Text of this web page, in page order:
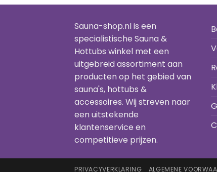
Sauna-shop.nl is een
specialistische Sauna &
Hottubs winkel met een
uitgebreid assortiment aan
producten op het gebied van
sauna's, hottubs &
accessoires. Wij streven naar
een uitstekende
klantenservice en
competitieve prijzen.
PRIVACYVERKLARING ALGEMENE